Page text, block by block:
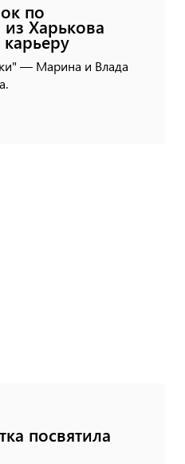
по
Харькова
— Марина и Влада
посвятила